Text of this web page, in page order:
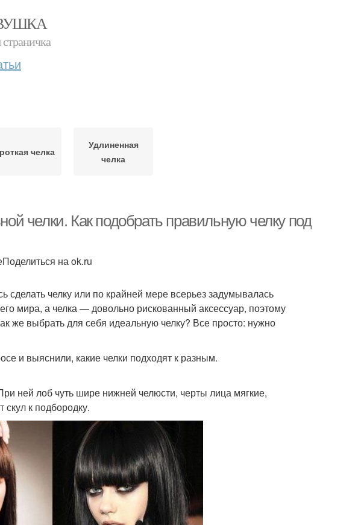
челка
Удлиненная
челка
челки. Как подобрать правильную челку под
на ok.ru
челку или по крайней мере всерьез задумывалась
мира, а челка — довольно рискованный аксессуар, поэтому
же выбрать для себя идеальную челку? Все просто: нужно
и выяснили, какие челки подходят к разным.
ней лоб чуть шире нижней челюсти, черты лица мягкие,
к подбородку.